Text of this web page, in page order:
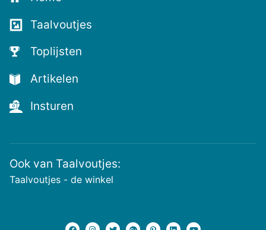
voor
de
nieuwste
voutjes
en
de
voutste
nieuwtjes!
Taalvoutjes
Toplijsten
Artikelen
Insturen
Ook van Taalvoutjes:
Taalvoutjes - de winkel